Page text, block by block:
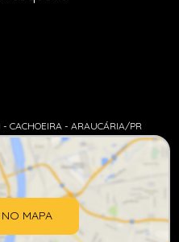
- CACHOEIRA - ARAUCÁRIA/PR
MAPA